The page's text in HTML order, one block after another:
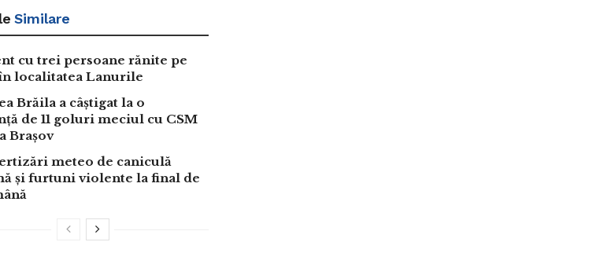
Similare
cu trei persoane rănite pe
localitatea Lanurile
Brăila a câștigat la o
de 11 goluri meciul cu CSM
Brașov
meteo de caniculă
și furtuni violente la final de